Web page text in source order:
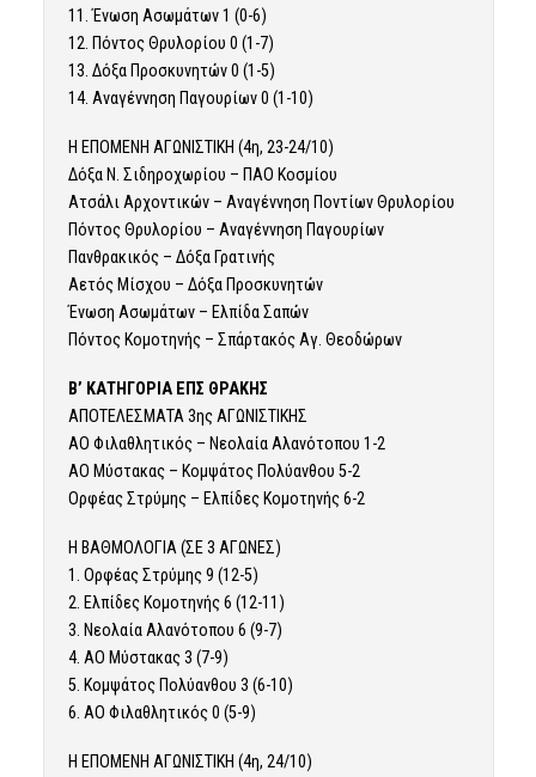
11. Ένωση Ασωμάτων 1 (0-6)
12. Πόντος Θρυλορίου 0 (1-7)
13. Δόξα Προσκυνητών 0 (1-5)
14. Αναγέννηση Παγουρίων 0 (1-10)
Η ΕΠΟΜΕΝΗ ΑΓΩΝΙΣΤΙΚΗ (4η, 23-24/10)
Δόξα Ν. Σιδηροχωρίου – ΠΑΟ Κοσμίου
Ατσάλι Αρχοντικών – Αναγέννηση Ποντίων Θρυλορίου
Πόντος Θρυλορίου – Αναγέννηση Παγουρίων
Πανθρακικός – Δόξα Γρατινής
Αετός Μίσχου – Δόξα Προσκυνητών
Ένωση Ασωμάτων – Ελπίδα Σαπών
Πόντος Κομοτηνής – Σπάρτακός Αγ. Θεοδώρων
Β’ ΚΑΤΗΓΟΡΙΑ ΕΠΣ ΘΡΑΚΗΣ
ΑΠΟΤΕΛΕΣΜΑΤΑ 3ης ΑΓΩΝΙΣΤΙΚΗΣ
ΑΟ Φιλαθλητικός – Νεολαία Αλανότοπου 1-2
ΑΟ Μύστακας – Κομψάτος Πολύανθου 5-2
Ορφέας Στρύμης – Ελπίδες Κομοτηνής 6-2
Η ΒΑΘΜΟΛΟΓΙΑ (ΣΕ 3 ΑΓΩΝΕΣ)
1. Ορφέας Στρύμης 9 (12-5)
2. Ελπίδες Κομοτηνής 6 (12-11)
3. Νεολαία Αλανότοπου 6 (9-7)
4. ΑΟ Μύστακας 3 (7-9)
5. Κομψάτος Πολύανθου 3 (6-10)
6. ΑΟ Φιλαθλητικός 0 (5-9)
Η ΕΠΟΜΕΝΗ ΑΓΩΝΙΣΤΙΚΗ (4η, 24/10)